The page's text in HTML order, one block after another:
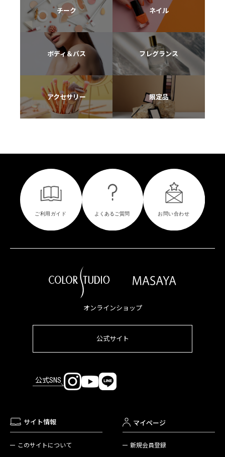
チーク ネイル
ボディ＆バス フレグランス
アクセサリー 限定品
オンラインショップ
公式サイト
公式SNS
サイト情報
このサイトについて
マイページ
新規会員登録